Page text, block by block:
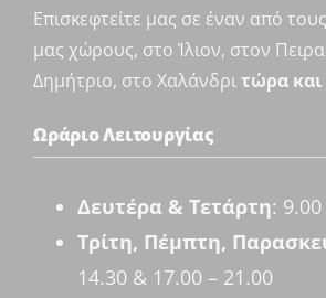
Επισκεφτείτε μας σε έναν από
μας χώρους, στο Ίλιον, στον
Δημήτριο, στο Χαλάνδριτώρα
Ωράριο Λειτουργίας
Δευτέρα & Τετάρτη:
Τρίτη, Πέμπτη,
14.30 & 17.00 – 21.00